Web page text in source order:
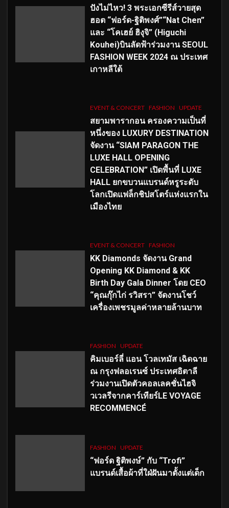
ปังไม่ไหว! 3 พระเอกซีรีส์วายสุด
ฮอต “ฟอร์ด-ฐิติพงศ์”“Nat Chen”
และ “โคเฮย์ ฮิงุจิ” (Higuchi
Kouhei)บินลัดฟ้าร่วมงาน SEOUL
FASHION WEEK 2024 ณ ประเทศ
เกาหลีใต้
EVENT & CONCERT FASHION UPDATE
สยามพารากอน ครองความเป็นที่
หนึ่งของ LUXURY DESTINATION
จัดงาน “SIAM PARAGON THE
LUXE HALL OPENING
CELEBRATION” เปิดพื้นที่ LUXE
HALL ยกขบวนแบรนด์หรูระดับ
โลกเปิดแฟล็กชิปสโตร์แห่งแรกใน
เมืองไทย
EVENT & CONCERT FASHION
KK Diamonds จัดงาน Grand
Opening KK Diamond & KK
Birth Day Gala Dinner โดย CEO
“คุณกุ๊กไก่ รวิสรา” จัดงานโชว์
เครื่องเพชรมูลค่าหลายล้านบาท
FASHION UPDATE
คิมเบอร์ลี่ แอน โวลเทมัส เฉิดฉาย
ณ กรุงฟลอเรนซ์ ประเทศอิตาลี
ร่วมงานเปิดตัวคอลเลคชั่นไฮจิ
วเวลรีจากคาร์เทียร์LE VOYAGE
RECOMMENCÉ
FASHION UPDATE
“ฟอร์ด ฐิติพงษ์” กับ “Trofi”
แบรนด์เสื้อผ้าที่ใฝ่ฝันมาตั้งแต่เด็ก